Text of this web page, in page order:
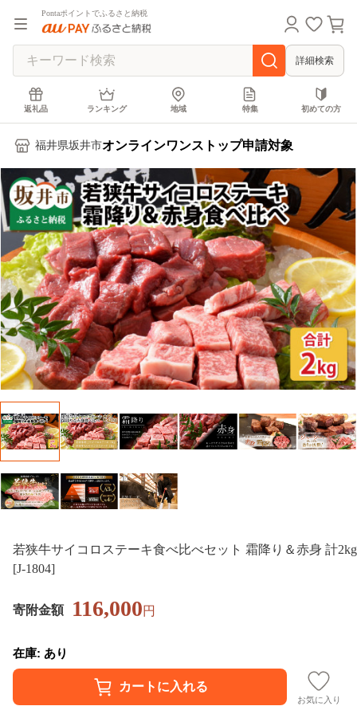
Pontaポイントでふるさと納税
詳細検索
返礼品 ランキング 地域 特集 初めての方
福井県坂井市オンラインワンストップ申請対象
若狭牛サイコロステーキ食べ比べセット 霜降り＆赤身 計2kg
[J-1804]
寄附金額 116,000円
在庫: あり
お気に入り